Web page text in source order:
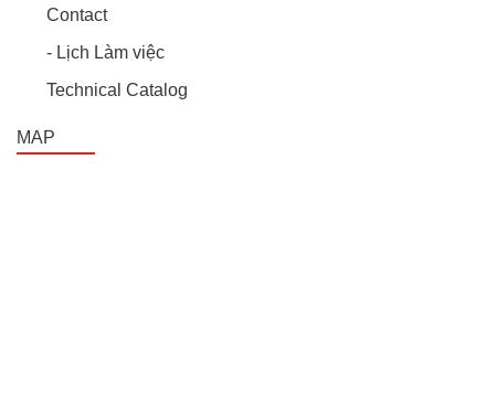
Contact
- Lịch Làm việc
Technical Catalog
MAP